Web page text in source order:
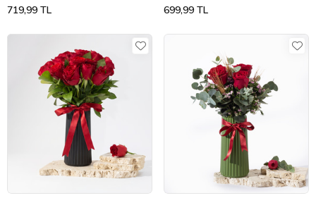
719,99 TL 699,99 TL